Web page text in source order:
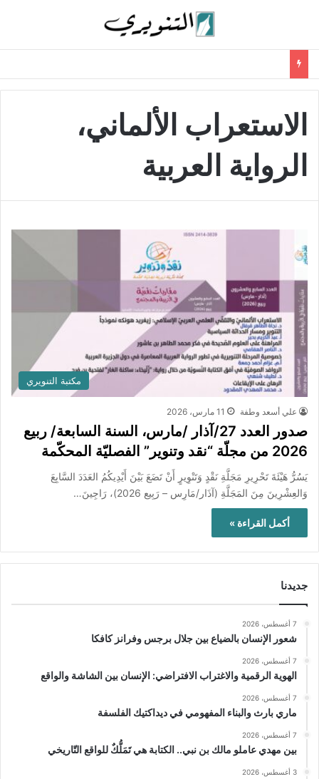
الاستعراب الألماني،
الرواية العربية
مكتبة التنويري
علي أسعد وطفة 11 مارس، 2026
صدور العدد 27/آذار /مارس، السنة السابعة/ ربيع
2026 من مجلّة “نقد وتنوير” الفصليّة المحكّمة
يَسُرُّ هَيْئَةَ تَحْرِيرِ مَجَلَّةِ نَقْدٍ وَتَنْوِيرٍ أَنْ تَضَعَ بَيْنَ أَيْدِيكُمُ العَدَدَ السَّابِعَ
وَالعِشْرِينَ مِنَ المَجَلَّةِ (آذَار/مَارِس – رَبِيع 2026)، رَاجِينَ…
أكمل القراءة »
جديدنا
7 أغسطس، 2026
شعور الإنسان بالضياع بين جلال برجس وفرانز كافكا
7 أغسطس، 2026
الهوية الرقمية والاغتراب الافتراضي: الإنسان بين الشاشة والواقع
7 أغسطس، 2026
ماري بارث والبناء المفهومي في ديداكتيك الفلسفة
7 أغسطس، 2026
بين مهدي عاملو مالك بن نبي.. الكتابة هي تَمَلُّكٌ للواقع التّاريخي
3 أغسطس، 2026